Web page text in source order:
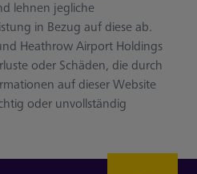
lehnen jegliche
in Bezug auf diese ab.
Heathrow Airport Holdings
oder Schäden, die durch
auf dieser Website
oder unvollständig